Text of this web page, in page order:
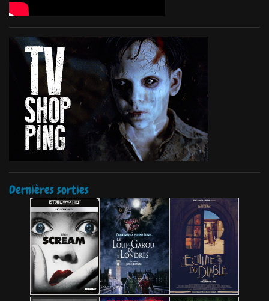
Dernières sorties